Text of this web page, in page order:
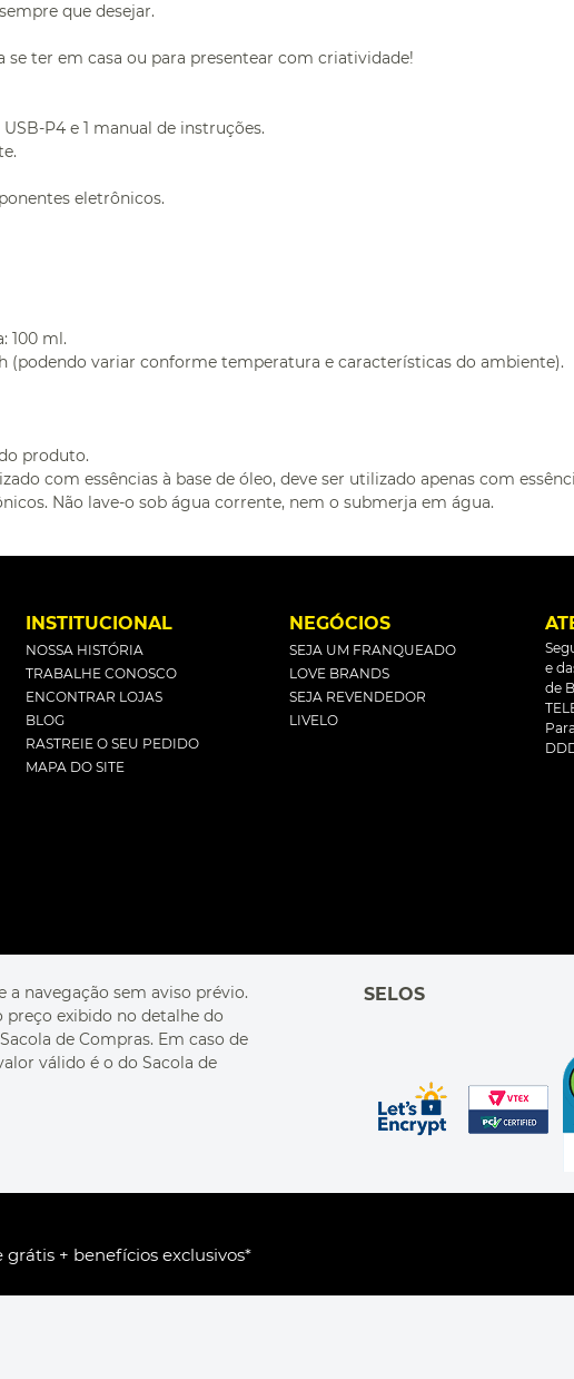
que desejar.
se ter em casa ou para presentear com criatividade!
P4 e 1 manual de instruções.
eletrônicos.
100 ml.
(podendo variar conforme temperatura e características do ambiente).
produto.
com essências à base de óleo, deve ser utilizado apenas com
Não lave-o sob água corrente, nem o submerja em água.
INSTITUCIONAL
NOSSA HISTÓRIA
TRABALHE CONOSCO
ENCONTRAR LOJAS
BLOG
RASTREIE O SEU PEDIDO
MAPA DO SITE
NEGÓCIOS
SEJA UM FRANQUEADO
LOVE BRANDS
SEJA REVENDEDOR
LIVELO
e
de
navegação sem aviso prévio.
exibido no detalhe do
de Compras. Em caso de
válido é o do Sacola de
SELOS
+ benefícios exclusivos*